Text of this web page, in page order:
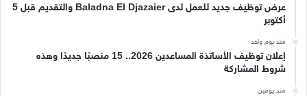
عرض توظيف جديد للعمل لدى Baladna El Djazaier والتقديم قبل 5
أكتوبر
منذ يوم واحد
إعلان توظيف الأساتذة المساعدين 2026.. 15 منصبًا جديدًا وهذه
شروط المشاركة
منذ يومين